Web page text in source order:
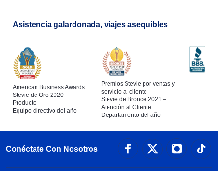
Asistencia galardonada, viajes asequibles
American Business Awards
Stevie de Oro 2020 –
Producto
Equipo directivo del año
Premios Stevie por ventas y
servicio al cliente
Stevie de Bronce 2021 –
Atención al Cliente
Departamento del año
Conéctate Con Nosotros